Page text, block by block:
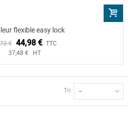
flexible easy lock
€ 44,98 € TTC
37,48 € HT
Tri --